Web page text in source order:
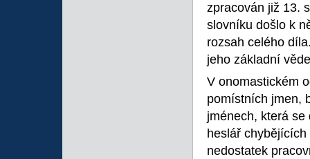
zpracován již 13.
slovníku došlo k
rozsah celého
jeho základní
V onomastickém
pomístních jmen,
jménech, která
heslář
nedostatek